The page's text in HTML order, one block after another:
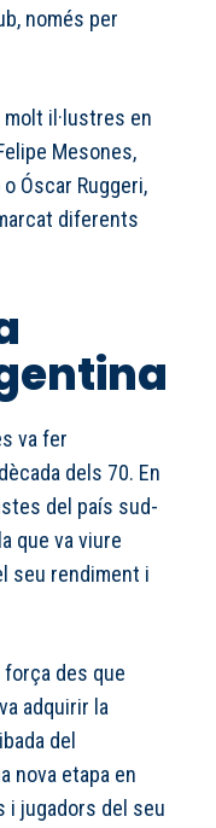
només per
il·lustres en
Mesones,
Óscar Ruggeri,
diferents
va fer
dels 70. En
del país sud-
que va viure
seu rendiment i
des que
va adquirir la
del
nova etapa en
i jugadors del seu